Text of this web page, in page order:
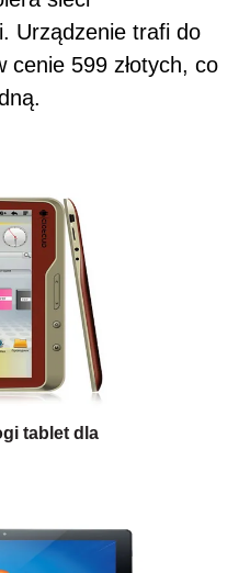
Urządzenie trafi do
cenie 599 złotych, co
tablet dla